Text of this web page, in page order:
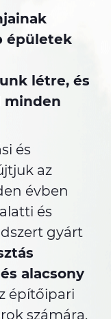
épületek
létre, és
minden
és
az
évben
és
gyárt
alacsony
építőipari
számára.